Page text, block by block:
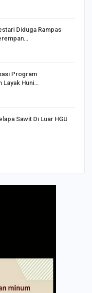
Diduga Rampas
Program
Layak Huni…
Sawit Di Luar HGU